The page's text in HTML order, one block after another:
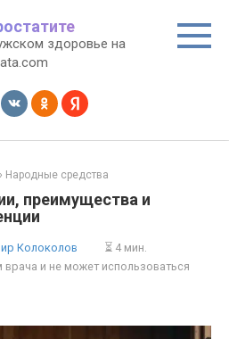
здоровье на
Народные средства
преимущества и
Колоколов
⏳ 4 мин.
и не может использоваться